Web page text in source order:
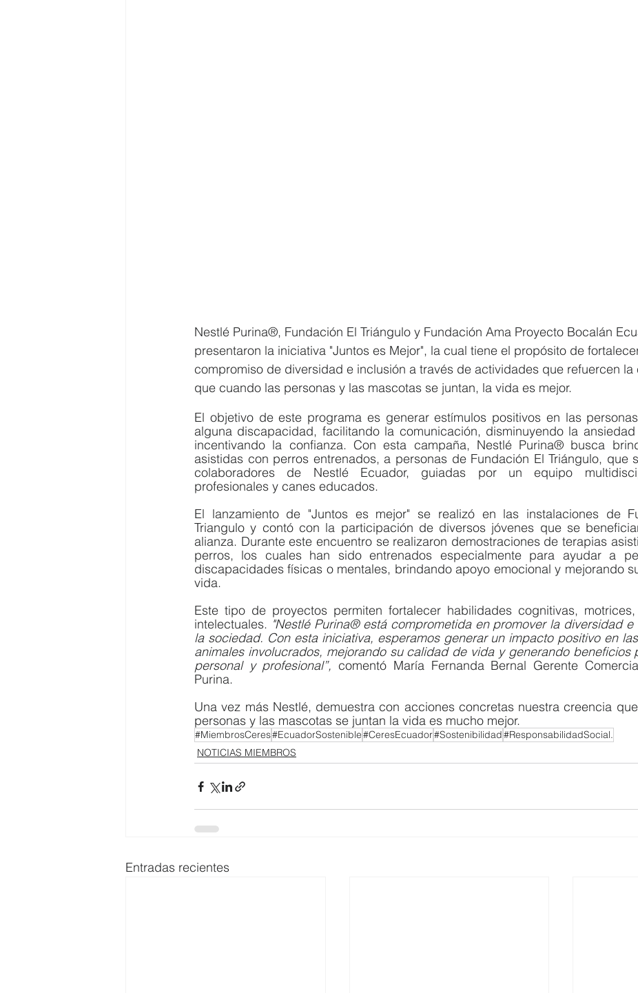
Nestlé Purina®, Fundación El Triángulo y Fundación Ama Proyecto Bocalán
presentaron la iniciativa "Juntos es Mejor", la cual tiene el propósito de
compromiso de diversidad e inclusión a través de actividades que refuercen la
que cuando las personas y las mascotas se juntan, la vida es mejor.
El objetivo de este programa es generar estímulos positivos en las
alguna discapacidad, facilitando la comunicación, disminuyendo la
incentivando la confianza. Con esta campaña, Nestlé Purina® busca
asistidas con perros entrenados, a personas de Fundación El Triángulo, que
colaboradores de Nestlé Ecuador, guiadas por un equipo
profesionales y canes educados.
El lanzamiento de "Juntos es mejor" se realizó en las instalaciones de
Triangulo y contó con la participación de diversos jóvenes que se
alianza. Durante este encuentro se realizaron demostraciones de terapias
perros, los cuales han sido entrenados especialmente para ayudar a
discapacidades físicas o mentales, brindando apoyo emocional y mejorando
vida.
Este tipo de proyectos permiten fortalecer habilidades cognitivas,
intelectuales. "Nestlé Purina® está comprometida en promover la diversidad e
la sociedad. Con esta iniciativa, esperamos generar un impacto positivo en
animales involucrados, mejorando su calidad de vida y generando beneficios
personal y profesional”, comentó María Fernanda Bernal Gerente
Purina.
Una vez más Nestlé, demuestra con acciones concretas nuestra creencia
personas y las mascotas se juntan la vida es mucho mejor.
#MiembrosCeres#EcuadorSostenible#CeresEcuador#Sostenibilidad#ResponsabilidadSocial.
NOTICIAS MIEMBROS
Entradas recientes